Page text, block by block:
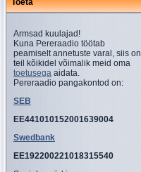
Toeta
Armsad kuulajad!
Kuna Pereraadio töötab
peamiselt annetuste varal, siis on
teil kõikidel võimalik meid oma
toetusega aidata.
Pereraadio pangakontod on:
SEB
EE441010152001639004
Swedbank
EE192200221018315540